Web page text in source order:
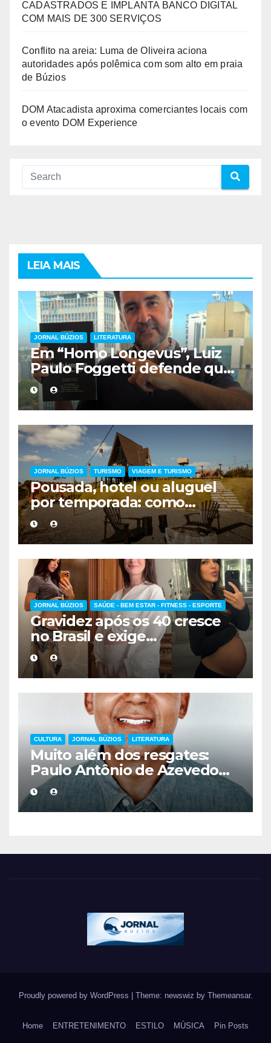
CADASTRADOS E IMPLANTA BANCO DIGITAL
COM MAIS DE 300 SERVIÇOS
Conflito na areia: Luma de Oliveira aciona
autoridades após polêmica com som alto em praia
de Búzios
DOM Atacadista aproxima comerciantes locais com
o evento DOM Experience
LEIA MAIS
JORNAL BÚZIOS LITERATURA
Em “Homo Longevus”, Luiz
Paulo Foggetti defende que
viver mais exigirá uma nova
forma de encarar a vida
JORNAL BÚZIOS TURISMO VIAGEM E TURISMO
Pousada, hotel ou aluguel
por temporada: como
escolher a melhor
hospedagem
JORNAL BÚZIOS SAÚDE - BEM ESTAR - FITNESS - ESPORTE
Gravidez após os 40 cresce
no Brasil e exige
acompanhamento médico
mais cuidadoso
CULTURA JORNAL BÚZIOS LITERATURA
Muito além dos resgates:
Paulo Antônio de Azevedo
eterniza a coragem, a
humanidade e a missão dos
guarda-vidas na literatura
Proudly powered by WordPress Theme: newswiz by Themeansar.
Home ENTRETENIMENTO ESTILO MÚSICA Pin Posts